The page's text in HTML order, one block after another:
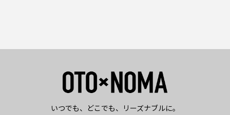
いつでも、どこでも、リーズナブルに。